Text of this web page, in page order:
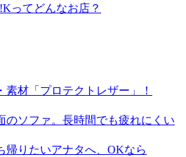
ってどんなお店？
素材「プロテクトレザー」！
のソファ。長時間でも疲れにくい
帰りたいアナタへ、OKなら